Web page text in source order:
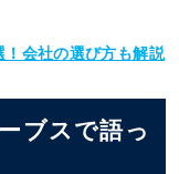
！会社の選び方も解説
ブスで語っ